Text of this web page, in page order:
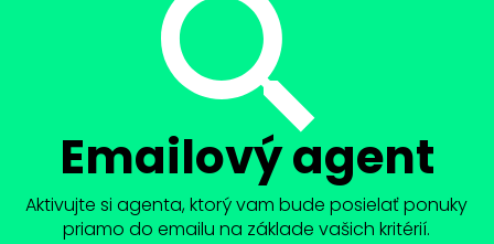
Emailový agent
Aktivujte si agenta, ktorý vam bude posielať ponuky
priamo do emailu na základe vašich kritérií.